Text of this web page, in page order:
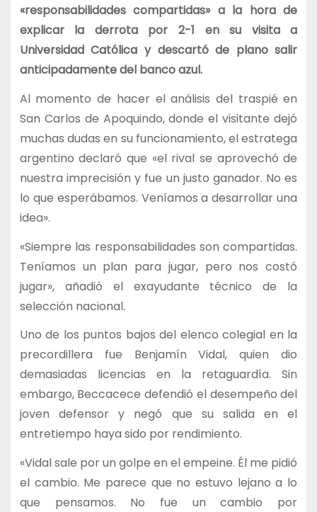
«responsabilidades compartidas» a la hora de
explicar la derrota por 2-1 en su visita a
Universidad Católica y descartó de plano salir
anticipadamente del banco azul.
Al momento de hacer el análisis del traspié en
San Carlos de Apoquindo, donde el visitante dejó
muchas dudas en su funcionamiento, el estratega
argentino declaró que «el rival se aprovechó de
nuestra imprecisión y fue un justo ganador. No es
lo que esperábamos. Veníamos a desarrollar una
idea».
«Siempre las responsabilidades son compartidas.
Teníamos un plan para jugar, pero nos costó
jugar», añadió el exayudante técnico de la
selección nacional.
Uno de los puntos bajos del elenco colegial en la
precordillera fue Benjamín Vidal, quien dio
demasiadas licencias en la retaguardía. Sin
embargo, Beccacece defendió el desempeño del
joven defensor y negó que su salida en el
entretiempo haya sido por rendimiento.
«Vidal sale por un golpe en el empeine. Él me pidió
el cambio. Me parece que no estuvo lejano a lo
que pensamos. No fue un cambio por